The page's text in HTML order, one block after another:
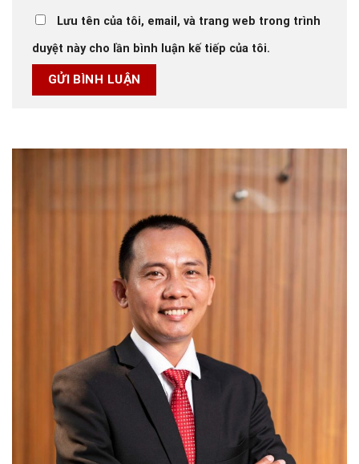
Lưu tên của tôi, email, và trang web trong trình
duyệt này cho lần bình luận kế tiếp của tôi.